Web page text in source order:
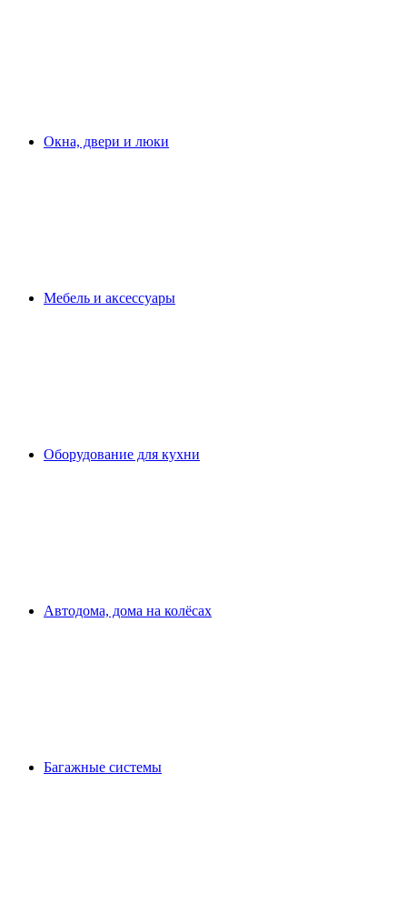
Окна, двери и люки
Мебель и аксессуары
Оборудование для кухни
Автодома, дома на колёсах
Багажные системы